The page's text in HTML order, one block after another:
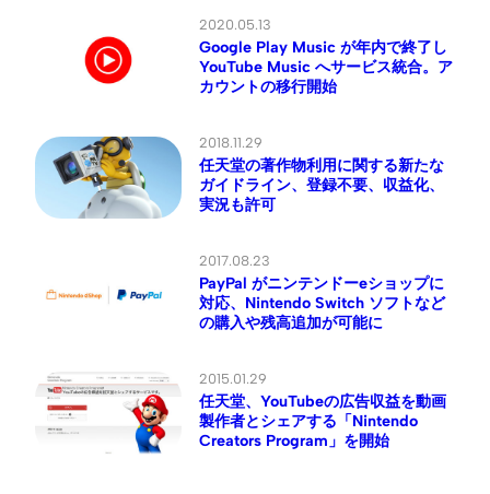
2020.05.13
Google Play Music が年内で終了し
YouTube Music へサービス統合。ア
カウントの移行開始
2018.11.29
任天堂の著作物利用に関する新たな
ガイドライン、登録不要、収益化、
実況も許可
2017.08.23
PayPal がニンテンドーeショップに
対応、Nintendo Switch ソフトなど
の購入や残高追加が可能に
2015.01.29
任天堂、YouTubeの広告収益を動画
製作者とシェアする「Nintendo
Creators Program」を開始